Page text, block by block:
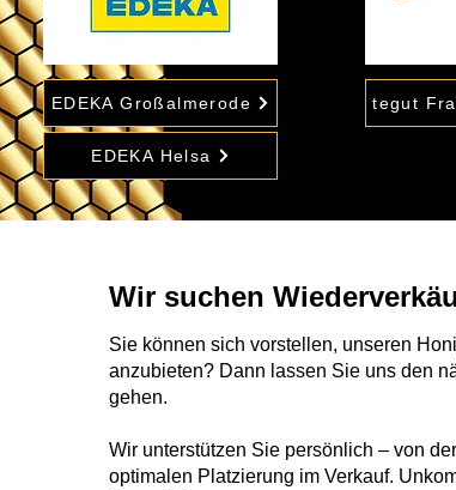
EDEKA Großalmerode
EDEKA Helsa
tegut
Wir suchen
Sie können sich vorstellen, unseren
anzubieten? Dann lassen Sie uns den
gehen.
Wir unterstützen Sie persönlich – von
optimalen Platzierung im Verkauf.